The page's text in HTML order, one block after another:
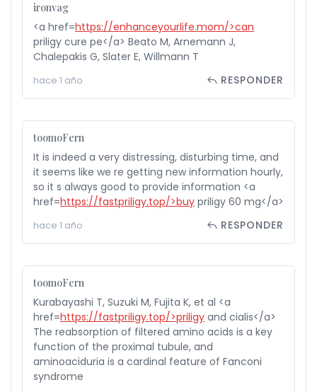
ironvag
<a href=https://enhanceyourlife.mom/>can
priligy cure pe</a> Beato M, Arnemann J,
Chalepakis G, Slater E, Willmann T
hace 1 año RESPONDER
toomoFern
It is indeed a very distressing, disturbing time, and
it seems like we re getting new information hourly,
so it s always good to provide information <a
href=https://fastpriligy.top/>buy priligy 60 mg</a>
hace 1 año RESPONDER
toomoFern
Kurabayashi T, Suzuki M, Fujita K, et al <a
href=https://fastpriligy.top/>priligy and cialis</a>
The reabsorption of filtered amino acids is a key
function of the proximal tubule, and
aminoaciduria is a cardinal feature of Fanconi
syndrome